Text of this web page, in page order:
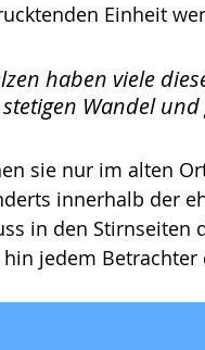
Einheit
haben viele
Wandel
sie nur im alten
innerhalb der
in den Stirnseiten
hin jedem